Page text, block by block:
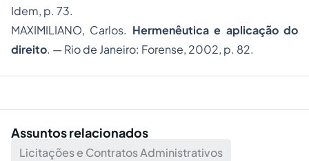
Idem, p. 73.
MAXIMILIANO, Carlos. Hermenêutica e aplicação do
direito. — Rio de Janeiro: Forense, 2002, p. 82.
Assuntos relacionados
Licitações e Contratos Administrativos